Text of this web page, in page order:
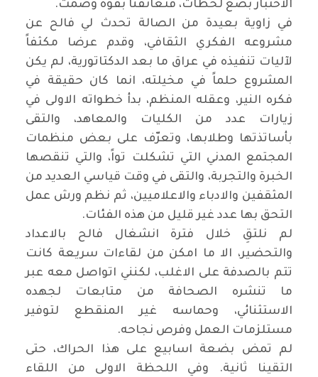
الاختبار بضع لحظات، فتعانقنا بقوة وصمت.
في زاوية بعيدة من الصالة تحدث لي فالح عن
مشروعه الفكري الثقافي، وقدم عرضا مكثفاً
لآليات تنفيذه في عراق ما بعد الدكتاتورية، لم يكن
المشروع حلماً في مخيلته، انما كان حقيقة في
فكره النير، وعقله المنظم، بدأ خطواته الاولى في
زيارات عدد من الكليات والمعاهد، والتقى
بأساتذتها وطلابها، وتعرّف على بعض منظمات
المجتمع المدني التي تشكلت تواً، والتي تنقصها
الخبرة والتجربة، والتقى في وقت قياسي العديد من
المثقفين والادباء والاعلاميين، ثم نظم ورش عمل
التحق بها عدد غير قليل من هذه الفئات.
لم نلتقِ خلال فترة انشغال فالح بالاعداد
والتحضير، الا ما امكن من لقاءات سريعة كانت
تتم بالصدفة على الاغلب، لكنني اتواصل معه عبر
ما تنشره الصحافة من متابعات لجهده
الاستثنائي، وحماسه غير المنقطع لتوفير
مستلزمات العمل وفرص نجاحه.
لم تمض بضعة اسابيع على هذا الحراك، حتى
التقينا ثانية. وفي اللحظة الاولى من اللقاء